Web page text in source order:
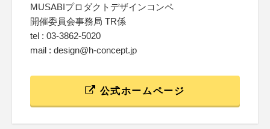
MUSABIプロダクトデザインコンペ
開催委員会事務局 TR係
tel : 03-3862-5020
mail : design@h-concept.jp
公式ホームページ